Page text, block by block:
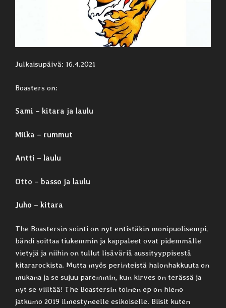
Julkaisupäivä: 16.4.2021
Boasters on:
Sami – kitara ja laulu
Miika – rummut
Antti – laulu
Otto – basso ja laulu
Juho – kitara
The Boastersin sointi on nyt entistäkin monipuolisempi,
bändi soittaa tiukemmin ja kappaleet ovat pidemmälle
vietyjä ja niihin on tullut lisäväriä aussityyppisestä
kitararockista. Mutta myös perinteistä halonhakkuuta on
mukana ja se sujuu paremmin, kun kirves on terässä ja
nyt se viiltää! The Boastersin toinen ep on hieno
jatkumo 2019 ilmestyneelle esikoiselle. Biisit kuten